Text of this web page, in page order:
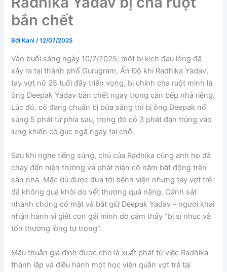
bắn chết
Bởi Kani/12/07/2025
Vào buổi sáng ngày 10/7/2025, một bi kịch đau lòng đã
xảy ra tại thành phố Gurugram, Ấn Độ khi Radhika Yadav,
tay vợt nữ 25 tuổi đầy triển vọng, bị chính cha ruột mình là
ông Deepak Yadav bắn chết ngay trong căn bếp nhà riêng.
Lúc đó, cô đang chuẩn bị bữa sáng thì bị ông Deepak nổ
súng 5 phát từ phía sau, trong đó có 3 phát đạn trúng vào
lưng khiến cô gục ngã ngay tại chỗ.
Sau khi nghe tiếng súng, chú của Radhika cùng anh họ đã
chạy đến hiện trường và phát hiện cô nằm bất động trên
sàn nhà. Mặc dù được đưa tới bệnh viện nhưng tay vợt trẻ
đã không qua khỏi do vết thương quá nặng. Cảnh sát
nhanh chóng có mặt và bắt giữ Deepak Yadav – người khai
nhận hành vi giết con gái mình do cảm thấy “bị sỉ nhục và
tổn thương lòng tự trọng”.
Mâu thuẫn gia đình được cho là xuất phát từ việc Radhika
thành lập và điều hành một học viện quần vợt trẻ tại